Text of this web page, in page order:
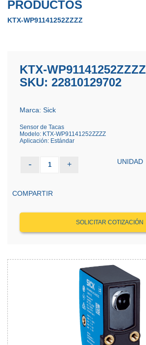
PRODUCTOS
KTX-WP91141252ZZZZ
KTX-WP91141252ZZZZ
SKU: 22810129702
Marca: Sick
Sensor de Tacas
Modelo: KTX-WP91141252ZZZZ
Aplicación: Estándar
- 1 + UNIDAD
COMPARTIR
SOLICITAR COTIZACIÓN